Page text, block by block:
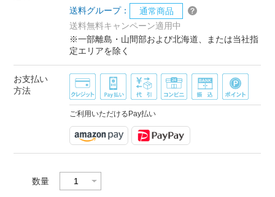
送料グループ：
通常商品
送料無料キャンペーン適用中
※一部離島・山間部および北海道、または当社指
定エリアを除く
お支払い
方法
ご利用いただけるPay払い
数量